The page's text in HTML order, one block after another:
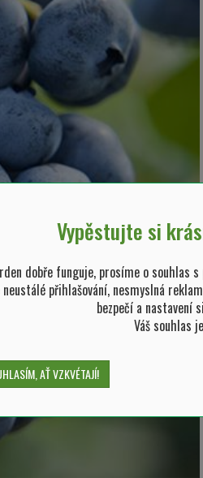
Vypěstujte si
dobře funguje, prosíme o souhlas
přihlašování, nesmyslná
bezpečí a nastavení
Váš souhlas
AŤ VZKVÉTAJÍ!